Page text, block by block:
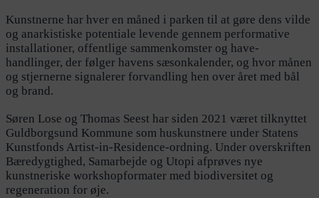
Kunstnerne har hver en måned i parken til at gøre dens vilde
og anarkistiske potentiale levende gennem performative
installationer, offentlige sammenkomster og have-
handlinger, der følger havens sæsonkalender, og hvor månen
og stjernerne signalerer forvandling hen over året med bål
og brand.
Søren Lose og Thomas Seest har siden 2021 været tilknyttet
Guldborgsund Kommune som huskunstnere under Statens
Kunstfonds Artist-in-Residence-ordning. Under overskriften
Bæredygtighed, Samarbejde og Utopi afprøves nye
kunstneriske workshopformater med biodiversitet og
regeneration for øje.